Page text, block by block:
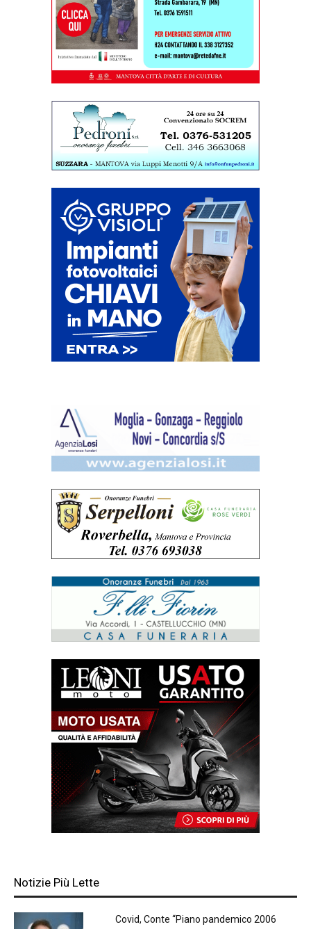
Notizie Più Lette
Covid, Conte “Piano pandemico 2006